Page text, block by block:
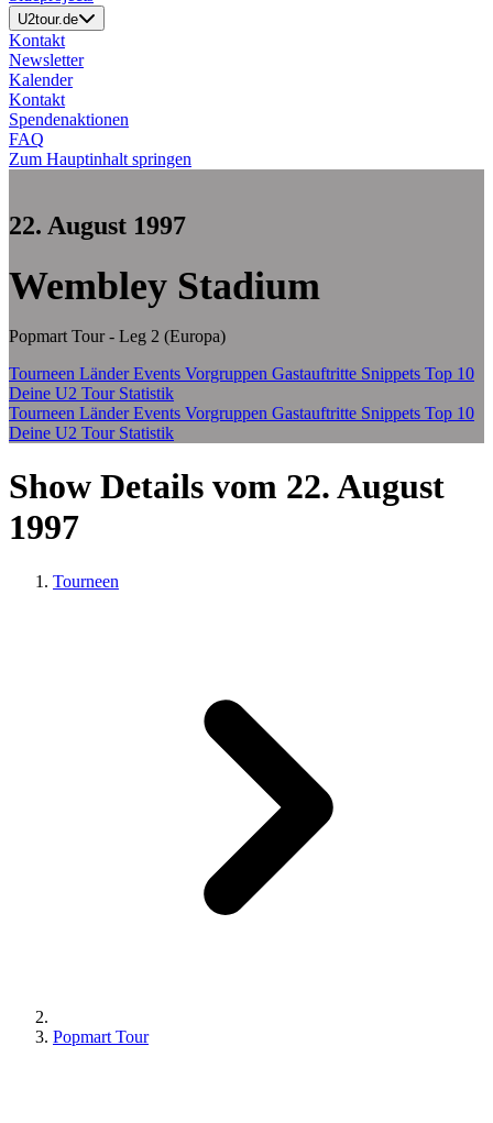
U2tour.de
Kontakt
Newsletter
Kalender
Kontakt
Spendenaktionen
FAQ
Zum Hauptinhalt springen
22. August 1997
Wembley Stadium
Popmart Tour - Leg 2 (Europa)
Tourneen LänderEvents Vorgruppen Gastauftritte Snippets Top 10
Deine U2 Tour Statistik
Tourneen LänderEvents Vorgruppen Gastauftritte Snippets Top 10
Deine U2 Tour Statistik
Show Details vom 22. August
1997
Tourneen
Popmart Tour